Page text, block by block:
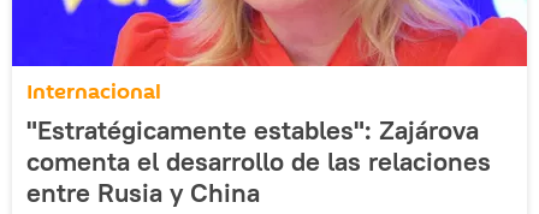
Internacional
"Estratégicamente estables": Zajárova
comenta el desarrollo de las relaciones
entre Rusia y China